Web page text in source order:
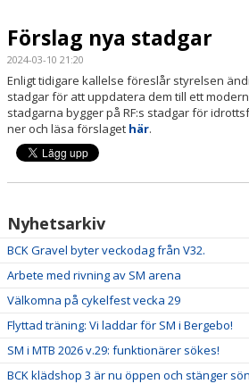
KLUBBTÄVLINGAR
BILDGALLERI
DOKUMENT
Förslag nya stadgar
2024-03-10 21:20
Enligt tidigare kallelse föreslår styrelsen
stadgar för att uppdatera dem till ett
stadgarna bygger på RF:s stadgar för
ner och läsa förslaget här.
Nyhetsarkiv
BCK Gravel byter veckodag från V32.
Arbete med rivning av SM arena
Välkomna på cykelfest vecka 29
Flyttad träning: Vi laddar för SM i Bergebo!
SM i MTB 2026 v.29: funktionärer sökes!
BCK klädshop 3 är nu öppen och stänger